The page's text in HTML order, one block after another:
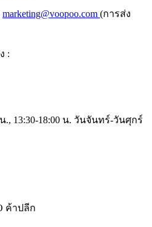
marketing@voopoo.com (การส่ง
:
., 13:30-18:00 น. วันจันทร์-วันศุกร์
ค้าปลีก